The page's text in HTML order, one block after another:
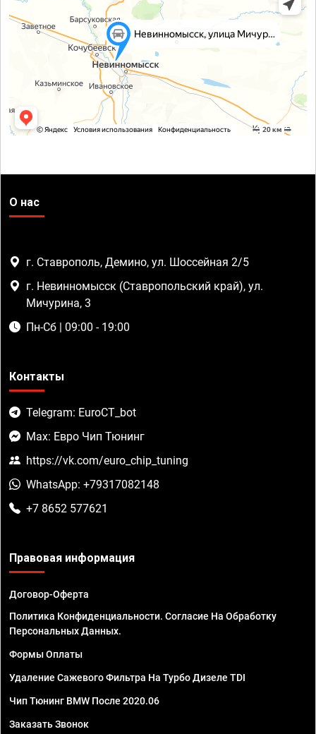
О нас
г. Ставрополь, Демино, ул. Шоссейная 2/5
г. Невинномысск (Ставропольский край), ул.
Мичурина, 3
Пн-Сб | 09:00 - 19:00
Контакты
Telegram: EuroCT_bot
Max: Евро Чип Тюнинг
https://vk.com/euro_chip_tuning
WhatsApp: +79317082148
+7 8652 577621
Правовая информация
Договор-Оферта
Политика Конфиденциальности. Согласие На Обработку
Персональных Данных.
Формы Оплаты
Удаление Сажевого Фильтра На Турбо Дизеле TDI
Чип Тюнинг BMW После 2020.06
Заказать Звонок